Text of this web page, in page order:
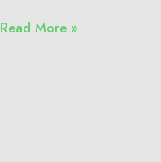
Read More »